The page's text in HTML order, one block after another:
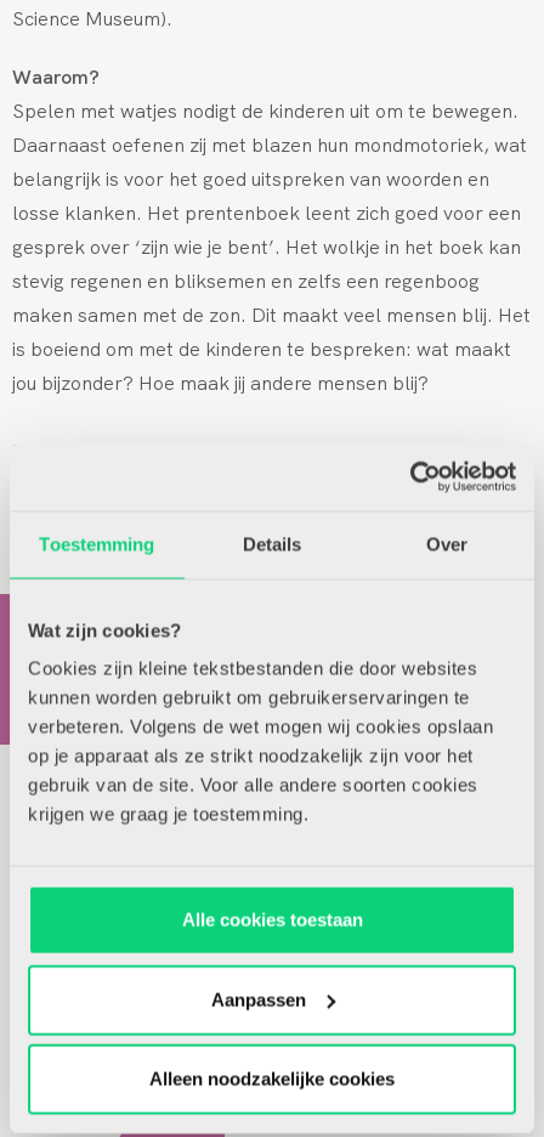
Toestemming Details Over
Wat zijn cookies?
Cookies zijn kleine tekstbestanden die door websites
kunnen worden gebruikt om gebruikerservaringen te
verbeteren. Volgens de wet mogen wij cookies opslaan
op je apparaat als ze strikt noodzakelijk zijn voor het
gebruik van de site. Voor alle andere soorten cookies
krijgen we graag je toestemming.
Alle cookies toestaan
Aanpassen
Alleen noodzakelijke cookies
Science Museum).
Waarom?
Spelen met watjes nodigt de kinderen uit om te bewegen.
Daarnaast oefenen zij met blazen hun mondmotoriek, wat
belangrijk is voor het goed uitspreken van woorden en
losse klanken. Het prentenboek leent zich goed voor een
gesprek over ‘zijn wie je bent’. Het wolkje in het boek kan
stevig regenen en bliksemen en zelfs een regenboog
maken samen met de zon. Dit maakt veel mensen blij. Het
is boeiend om met de kinderen te bespreken: wat maakt
jou bijzonder? Hoe maak jij andere mensen blij?
Tot slot: deze activiteit past ook goed in een thema waarin
kinderen leren over het weer en hoe regen ontstaat.
Beeld: FELT Creative Agency
We zijn erg benieuwd hoe jullie deze materialen
gebruiken in de groep en waarom! Deel je idee
online en tag ons (@vakbladhjk).
Gerelateerde artikelen
Aan de slag met…
landkaarten
Creatief met… deksels
Creatief met… bekers